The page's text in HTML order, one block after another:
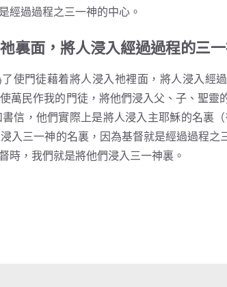
經過過程之三一神的中心。
裏面，將人浸入經過過程的三
門徒藉着將人浸入祂裡面，將人浸入經過
萬民作我的門徒，將他們浸入父、子、聖靈
信，他們實際上是將人浸入主耶穌的名裏
入三一神的名裏，因為基督就是經過過程之
時，我們就是將他們浸入三一神裏。
（節